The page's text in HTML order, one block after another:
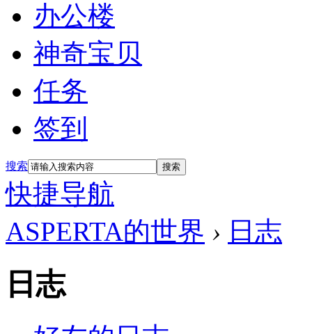
办公楼
神奇宝贝
任务
签到
搜索 搜索
快捷导航
ASPERTA的世界 › 日志
日志